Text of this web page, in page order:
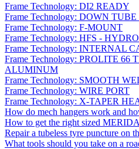
Frame Technology: DI2 READY
Frame Technology: DOWN
Frame Technology: F-MOUNT
Frame Technology: HFS -
Frame Technology: INTERNAL
Frame Technology: PROLITE 66
ALUMINUM
Frame Technology: SMOOTH
Frame Technology: WIRE PORT
Frame Technology: X-TAPER
How do mech hangers work and
How to get the right sized
Repair a tubeless tyre puncture on
What tools should you take on a